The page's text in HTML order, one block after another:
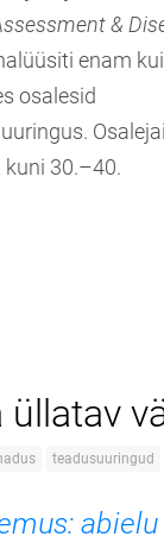
&
enam
osalesid
30.–40.
üllatav
teadusuuringud